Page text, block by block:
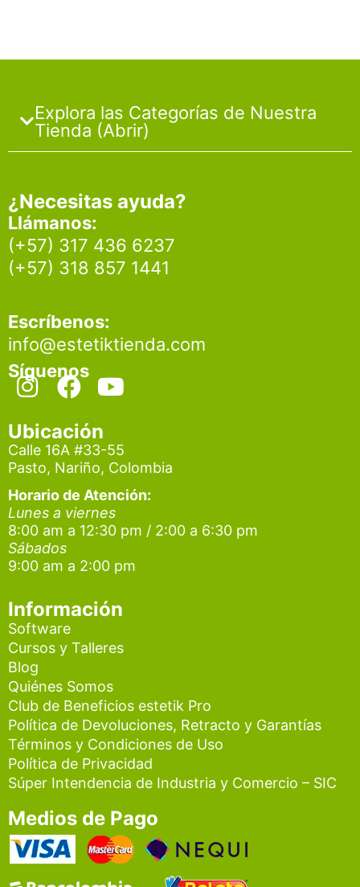
Explora las Categorías de Nuestra
Tienda (Abrir)
¿Necesitas ayuda?
Llámanos:
(+57) 317 436 6237
(+57) 318 857 1441
Escríbenos:
info@estetiktienda.com
Síguenos
I
n
s
t
a
g
r
a
m
F
a
c
e
b
o
o
Y
o
t
u
b
e
Ubicación
Calle 16A #33-55
Pasto, Nariño, Colombia
Horario de Atención:
Lunes a viernes
8:00 am a 12:30 pm / 2:00 a 6:30 pm
Sábados
9:00 am a 2:00 pm
Información
Software
Cursos y Talleres
Blog
Quiénes Somos
Club de Beneficios estetik Pro
Política de Devoluciones, Retracto y Garantías
Términos y Condiciones de Uso
Política de Privacidad
Súper Intendencia de Industria y Comercio – SIC
Medios de Pago